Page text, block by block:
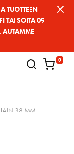
TUOTTEEN
TAI SOITA 09
0
38 MM